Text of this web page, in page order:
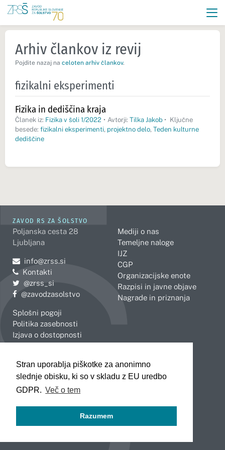
Stran uporablja piškotke za anonimno
slednje obisku, ki so v skladu z EU uredbo
GDPR. Več o tem
Razumem
Arhiv člankov iz revij
Pojdite nazaj na celoten arhiv člankov.
fizikalni eksperimenti
Fizika in dediščina kraja
Članek iz: Fizika v šoli 1/2022 • Avtorji: Tilka Jakob • Ključne
besede: fizikalni eksperimenti, projektno delo, Teden kulturne
dediščine
ZAVOD RS ZA ŠOLSTVO
Poljanska cesta 28
Ljubljana
Pošljite e-mail na
info@zrss.si
Kontakti
Pojdite na Twitter:
@zrss_si
Pojdite na Facebook:
@zavodzasolstvo
Splošni pogoji
Politika zasebnosti
Izjava o dostopnosti
Mediji o nas
Temeljne naloge
IJZ
CGP
Organizacijske enote
Razpisi in javne objave
Nagrade in priznanja
Celje
Koper
Kranj
Novo mesto
Slovenj Gradec